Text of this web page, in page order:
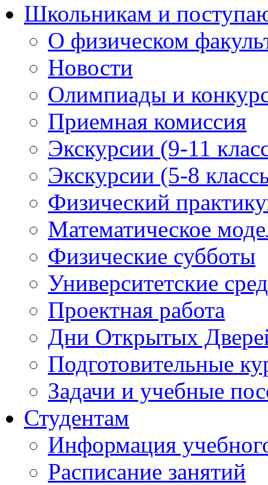
Школьникам и
О физическом
Новости
Олимпиады и
Приемная комиссия
Экскурсии (9-11
Экскурсии (5-8
Физический
Математическое
Физические субботы
Университетские
Проектная работа
Дни Открытых
Подготовительные
Задачи и учебные
Студентам
Информация
Расписание занятий